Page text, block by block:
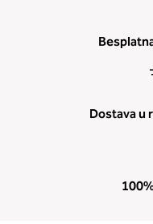
Dostava u